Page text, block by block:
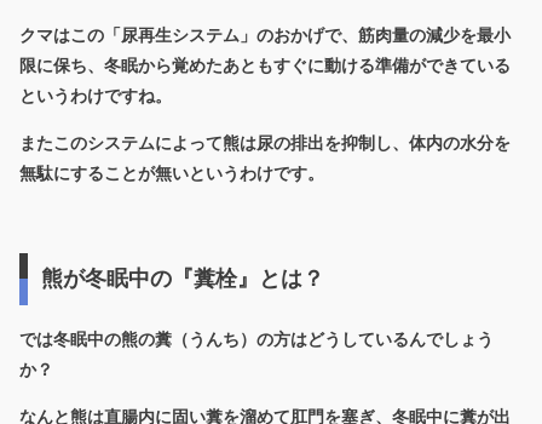
クマはこの「尿再生システム」のおかげで、筋肉量の減少を最小
限に保ち、冬眠から覚めたあともすぐに動ける準備ができている
というわけですね。
またこのシステムによって熊は尿の排出を抑制し、体内の水分を
無駄にすることが無いというわけです。
熊が冬眠中の『糞栓』とは？
では冬眠中の熊の糞（うんち）の方はどうしているんでしょう
か？
なんと熊は直腸内に固い糞を溜めて肛門を塞ぎ、冬眠中に糞が出